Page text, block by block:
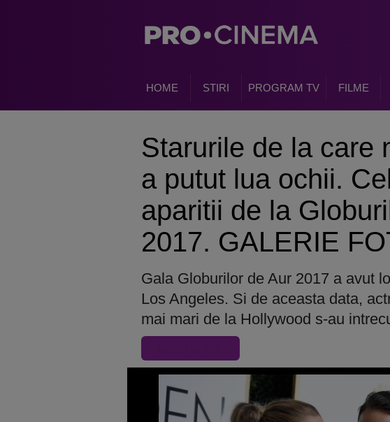
HOME STIRI PROGRAM TV FILME
Starurile de la care
a putut lua ochii.
aparitii de la
2017. GALERIE
Gala Globurilor de Aur 2017 a avut
Los Angeles. Si de aceasta data,
mai mari de la Hollywood s-au